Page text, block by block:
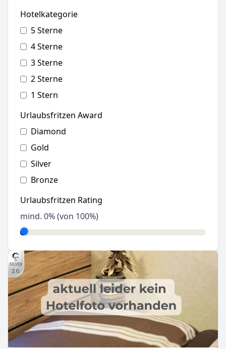
Hotelkategorie
5 Sterne
4 Sterne
3 Sterne
2 Sterne
1 Stern
Urlaubsfritzen Award
Diamond
Gold
Silver
Bronze
Urlaubsfritzen Rating
mind. 0% (von 100%)